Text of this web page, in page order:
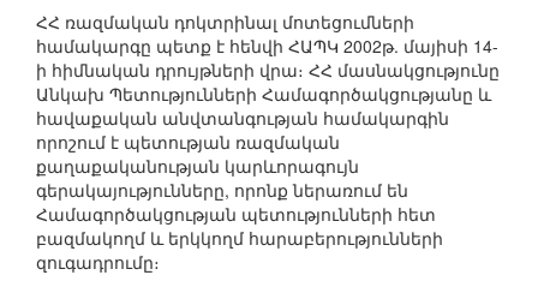
ՀՀ ռազմական դոկտրինալ մոտեցումների
համակարգը պետք է հենվի ՀԱՊԿ 2002թ. մայիսի 14-
ի հիմնական դրույթների վրա։ ՀՀ մասնակցությունը
Անկախ Պետությունների Համագործակցությանը և
հավաքական անվտանգության համակարգին
որոշում է պետության ռազմական
քաղաքականության կարևորագույն
գերակայությունները, որոնք ներառում են
Համագործակցության պետությունների հետ
բազմակողմ և երկկողմ հարաբերությունների
զուգադրումը։